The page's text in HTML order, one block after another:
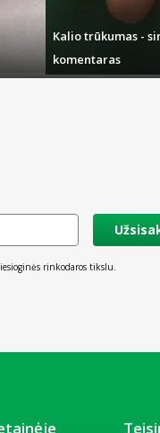
pasirinkus atitinkamus
Kalio trūkumas -
komentaras
rinkodaros tikslu.